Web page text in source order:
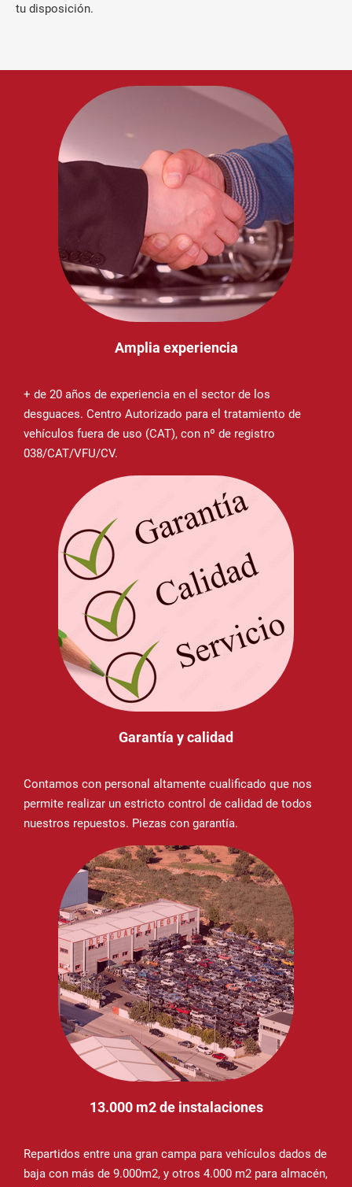
tu disposición.
Amplia experiencia
+ de 20 años de experiencia en el sector de los
desguaces. Centro Autorizado para el tratamiento de
vehículos fuera de uso (CAT), con nº de registro
038/CAT/VFU/CV.
Garantía y calidad
Contamos con personal altamente cualificado que nos
permite realizar un estricto control de calidad de todos
nuestros repuestos. Piezas con garantía.
13.000 m2 de instalaciones
Repartidos entre una gran campa para vehículos dados de
baja con más de 9.000m2, y otros 4.000 m2 para almacén,